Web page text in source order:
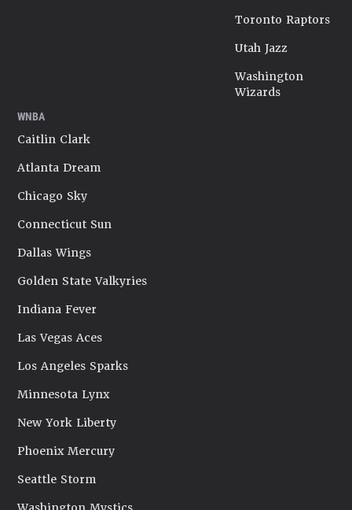
Toronto Raptors
Utah Jazz
Washington
Wizards
WNBA
Caitlin Clark
Atlanta Dream
Chicago Sky
Connecticut Sun
Dallas Wings
Golden State Valkyries
Indiana Fever
Las Vegas Aces
Los Angeles Sparks
Minnesota Lynx
New York Liberty
Phoenix Mercury
Seattle Storm